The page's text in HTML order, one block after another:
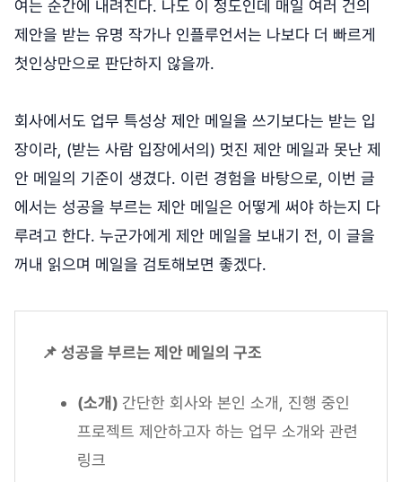
여는 순간에 내려진다. 나도 이 정도인데 매일 여러 건의
제안을 받는 유명 작가나 인플루언서는 나보다 더 빠르게
첫인상만으로 판단하지 않을까.
회사에서도 업무 특성상 제안 메일을 쓰기보다는 받는 입
장이라, (받는 사람 입장에서의) 멋진 제안 메일과 못난 제
안 메일의 기준이 생겼다. 이런 경험을 바탕으로, 이번 글
에서는 성공을 부르는 제안 메일은 어떻게 써야 하는지 다
루려고 한다. 누군가에게 제안 메일을 보내기 전, 이 글을
꺼내 읽으며 메일을 검토해보면 좋겠다.
📌 성공을 부르는 제안 메일의 구조
(소개) 간단한 회사와 본인 소개, 진행 중인
프로젝트 제안하고자 하는 업무 소개와 관련
링크